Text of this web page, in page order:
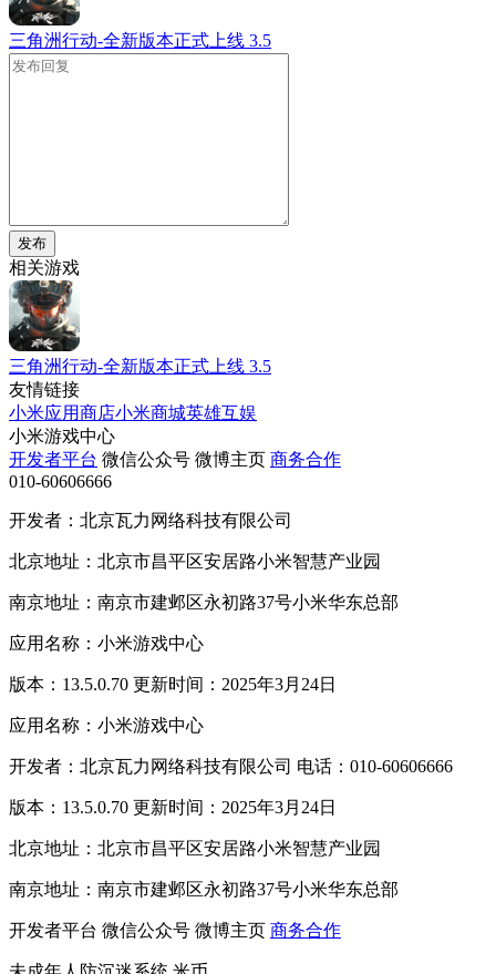
三角洲行动-全新版本正式上线 3.5
发布
相关游戏
三角洲行动-全新版本正式上线 3.5
友情链接
小米应用商店小米商城英雄互娱
小米游戏中心
开发者平台 微信公众号 微博主页 商务合作
010-60606666
开发者：北京瓦力网络科技有限公司
北京地址：北京市昌平区安居路小米智慧产业园
南京地址：南京市建邺区永初路37号小米华东总部
应用名称：小米游戏中心
版本：13.5.0.70 更新时间：2025年3月24日
应用名称：小米游戏中心
开发者：北京瓦力网络科技有限公司 电话：010-60606666
版本：13.5.0.70 更新时间：2025年3月24日
北京地址：北京市昌平区安居路小米智慧产业园
南京地址：南京市建邺区永初路37号小米华东总部
开发者平台 微信公众号 微博主页 商务合作